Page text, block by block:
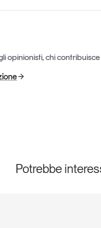
opinionisti, chi
Potrebbe